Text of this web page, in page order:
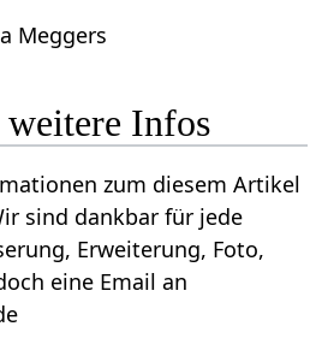
Meggers
- weitere Infos
zum diesem Artikel
Erweiterung, Foto,
eine Email an